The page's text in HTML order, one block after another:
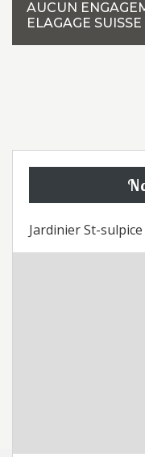
AUCUN
ELAGAGE SUISSE
Jardinier St-sulpice